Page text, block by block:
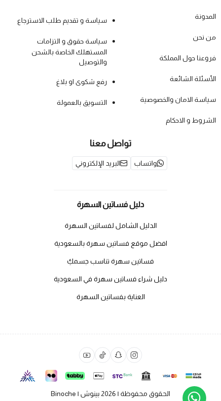
المدونة
من نحن
فروعنا حول المملكة
الأسئلة الشائعة
سياسة الامان والخصوصية
الشروط و الاحكام
سياسة و تقديم طلب الاسترجاع
سياسة حقوق و التزامات
المستهلك الخاصة بالشحن
والتوصيل
رفع شكوى او بلاغ
التسويق بالعمولة
تواصل معنا
واتساب البريد الإلكتروني
دليل فساتين السهرة
الدليل الشامل لفساتين السهرة
افضل موقع فساتين سهرة بالسعودية
فساتين سهرة تناسب جسمكِ
دليل شراء فساتين سهرة في السعودية
العناية بفساتين السهرة
الحقوق محفوظة | 2026 بينوش | Binoche